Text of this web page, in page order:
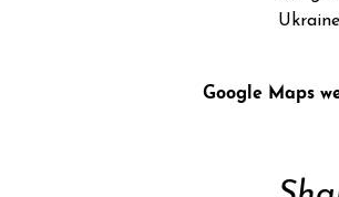
Google Maps